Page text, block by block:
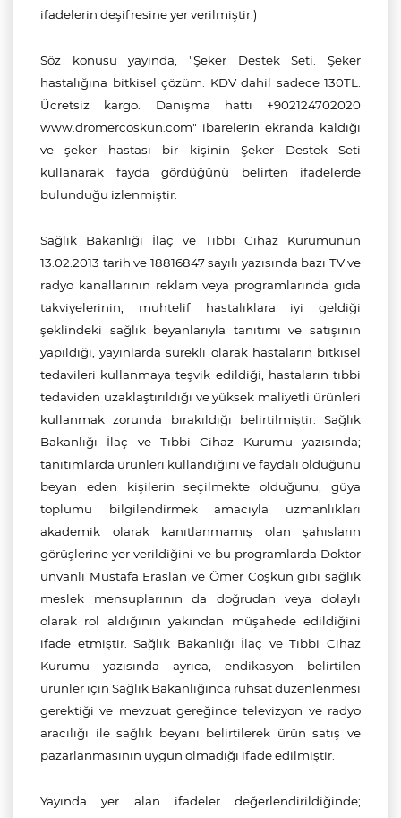
ifadelerin deşifresine yer verilmiştir.)
Söz konusu yayında, "Şeker Destek Seti. Şeker
hastalığına bitkisel çözüm. KDV dahil sadece 130TL.
Ücretsiz kargo. Danışma hattı +902124702020
www.dromercoskun.com" ibarelerin ekranda kaldığı
ve şeker hastası bir kişinin Şeker Destek Seti
kullanarak fayda gördüğünü belirten ifadelerde
bulunduğu izlenmiştir.
Sağlık Bakanlığı İlaç ve Tıbbi Cihaz Kurumunun
13.02.2013 tarih ve 18816847 sayılı yazısında bazı TV ve
radyo kanallarının reklam veya programlarında gıda
takviyelerinin, muhtelif hastalıklara iyi geldiği
şeklindeki sağlık beyanlarıyla tanıtımı ve satışının
yapıldığı, yayınlarda sürekli olarak hastaların bitkisel
tedavileri kullanmaya teşvik edildiği, hastaların tıbbi
tedaviden uzaklaştırıldığı ve yüksek maliyetli ürünleri
kullanmak zorunda bırakıldığı belirtilmiştir. Sağlık
Bakanlığı İlaç ve Tıbbi Cihaz Kurumu yazısında;
tanıtımlarda ürünleri kullandığını ve faydalı olduğunu
beyan eden kişilerin seçilmekte olduğunu, güya
toplumu bilgilendirmek amacıyla uzmanlıkları
akademik olarak kanıtlanmamış olan şahısların
görüşlerine yer verildiğini ve bu programlarda Doktor
unvanlı Mustafa Eraslan ve Ömer Coşkun gibi sağlık
meslek mensuplarının da doğrudan veya dolaylı
olarak rol aldığının yakından müşahede edildiğini
ifade etmiştir. Sağlık Bakanlığı İlaç ve Tıbbi Cihaz
Kurumu yazısında ayrıca, endikasyon belirtilen
ürünler için Sağlık Bakanlığınca ruhsat düzenlenmesi
gerektiği ve mevzuat gereğince televizyon ve radyo
aracılığı ile sağlık beyanı belirtilerek ürün satış ve
pazarlanmasının uygun olmadığı ifade edilmiştir.
Yayında yer alan ifadeler değerlendirildiğinde;